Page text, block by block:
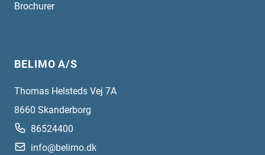
Brochurer
BELIMO A/S
Thomas Helsteds Vej 7A
8660 Skanderborg
86524400
info@belimo.dk